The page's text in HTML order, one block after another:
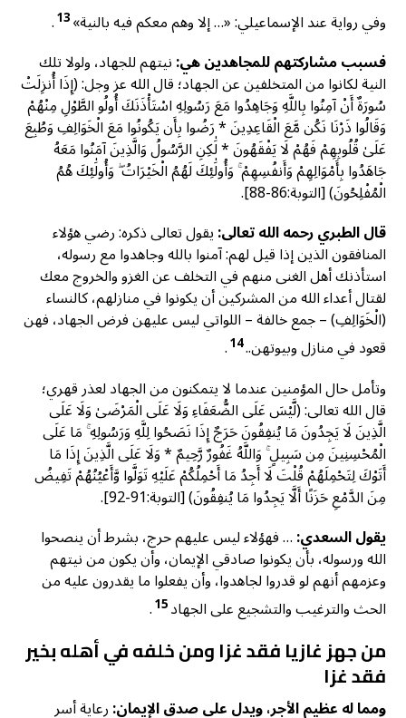
وفي رواية عند الإسماعيلي: «… إلا وهم معكم فيه بالنية»13
.
فسبب مشاركتهم للمجاهدين هي:نيتهم للجهاد، ولولا تلك
النية لكانوا من المتخلفين عن الجهاد؛ قال الله عز وجل: (إِذَا أُنزِلَتْ
سُورَةٌ أَنْ آمِنُوا بِاللَّهِ وَجَاهِدُوا مَعَ رَسُولِهِ اسْتَأْذَنَكَ أُولُو الطَّوْلِ مِنْهُمْ
وَقَالُوا ذَرْنَا نَكُن مَّعَ الْقَاعِدِينَ * رَضُوا بِأَن يَكُونُوا مَعَ الْخَوَالِفِ وَطُبِعَ
عَلَىٰ قُلُوبِهِمْ فَهُمْ لَا يَفْقَهُونَ * لَٰكِنِ الرَّسُولُ وَالَّذِينَ آمَنُوا مَعَهُ
جَاهَدُوا بِأَمْوَالِهِمْ وَأَنفُسِهِمْ ۚ وَأُولَٰئِكَ لَهُمُ الْخَيْرَاتُ ۖ وَأُولَٰئِكَ هُمُ
الْمُفْلِحُونَ) [التوبة:86-88].
قال الطبري رحمه الله تعالى:يقول تعالى ذكره: رضي هؤلاء
المنافقون الذين إذا قيل لهم: آمنوا بالله وجاهدوا مع رسوله،
استأذنك أهل الغنى منهم في التخلف عن الغزو والخروج معك
لقتال أعداء الله من المشركين أن يكونوا في منازلهم، كالنساء
(الْخَوَالِفِ) – جمع خالفة – اللواتي ليس عليهن فرض الجهاد، فهن
قعود في منازل وبيوتهن..14
.
وتأمل حال المؤمنين عندما لا يتمكنون من الجهاد لعذر قهري؛
قال الله تعالى: (لَّيْسَ عَلَى الضُّعَفَاءِ وَلَا عَلَى الْمَرْضَىٰ وَلَا عَلَى
الَّذِينَ لَا يَجِدُونَ مَا يُنفِقُونَ حَرَجٌ إِذَا نَصَحُوا لِلَّهِ وَرَسُولِهِ ۚ مَا عَلَى
الْمُحْسِنِينَ مِن سَبِيلٍ ۚ وَاللَّهُ غَفُورٌ رَّحِيمٌ * وَلَا عَلَى الَّذِينَ إِذَا مَا
أَتَوْكَ لِتَحْمِلَهُمْ قُلْتَ لَا أَجِدُ مَا أَحْمِلُكُمْ عَلَيْهِ تَوَلَّوا وَّأَعْيُنُهُمْ تَفِيضُ
مِنَ الدَّمْعِ حَزَنًا أَلَّا يَجِدُوا مَا يُنفِقُونَ) [التوبة:91-92].
يقول السعدي:… فهؤلاء ليس عليهم حرج، بشرط أن ينصحوا
الله ورسوله، بأن يكونوا صادقي الإيمان، وأن يكون من نيتهم
وعزمهم أنهم لو قدروا لجاهدوا، وأن يفعلوا ما يقدرون عليه من
الحث والترغيب والتشجيع على الجهاد15
.
من جهز غازيا فقد غزا ومن خلفه في أهله بخير
فقد غزا
ومما له عظيم الأجر، ويدل على صدق الإيمان:رعاية أسر